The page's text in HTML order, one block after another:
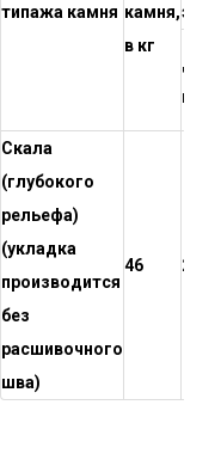
типажа камня камня,
в кг
до
м2
Скала
(глубокого
рельефа)
(укладка
производится
без
расшивочного
шва)
46